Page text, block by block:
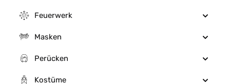
Feuerwerk
Masken
Perücken
Kostüme